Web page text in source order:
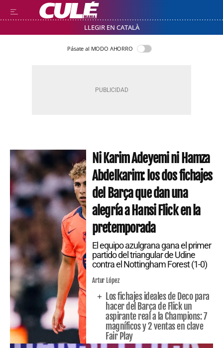
LLEGIR EN CATALÀ
Pásate al MODO AHORRO
Ni Karim Adeyemi ni Hamza
Abdelkarim: los dos fichajes
del Barça que dan una
alegría a Hansi Flick en la
pretemporada
El equipo azulgrana gana el primer
partido del triangular de Udine
contra el Nottingham Forest (1-0)
Artur López
Los fichajes ideales de Deco para
hacer del Barça de Flick un
aspirante real a la Champions: 7
magníficos y 2 ventas en clave
Fair Play